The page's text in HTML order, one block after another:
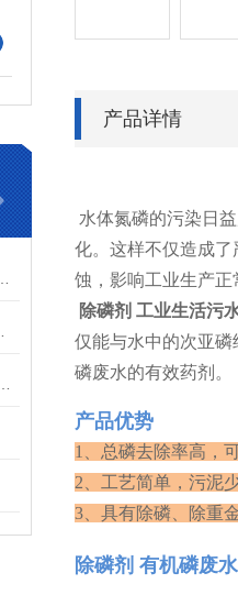
产品详情
水体氮磷的污染日
化。这样不仅造成
蚀，影响工业生产
除磷剂 工业生活污
仅能与水中的次亚
磷废水的有效药剂。
产品优势
1、总磷去除率高，
2、工艺简单，污泥
3、具有除磷、除重
除磷剂 有机磷废